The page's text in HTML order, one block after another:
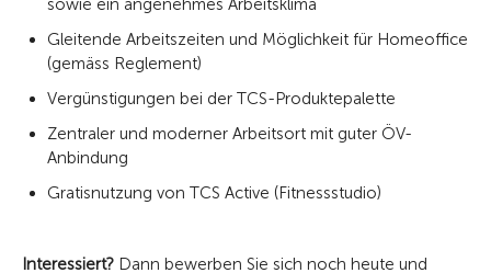
Gleitende Arbeitszeiten und Möglichkeit für Homeoffice
(gemäss Reglement)
Vergünstigungen bei der TCS-Produktepalette
Zentraler und moderner Arbeitsort mit guter ÖV-
Anbindung
Gratisnutzung von TCS Active (Fitnessstudio)
Interessiert? Dann bewerben Sie sich noch heute und